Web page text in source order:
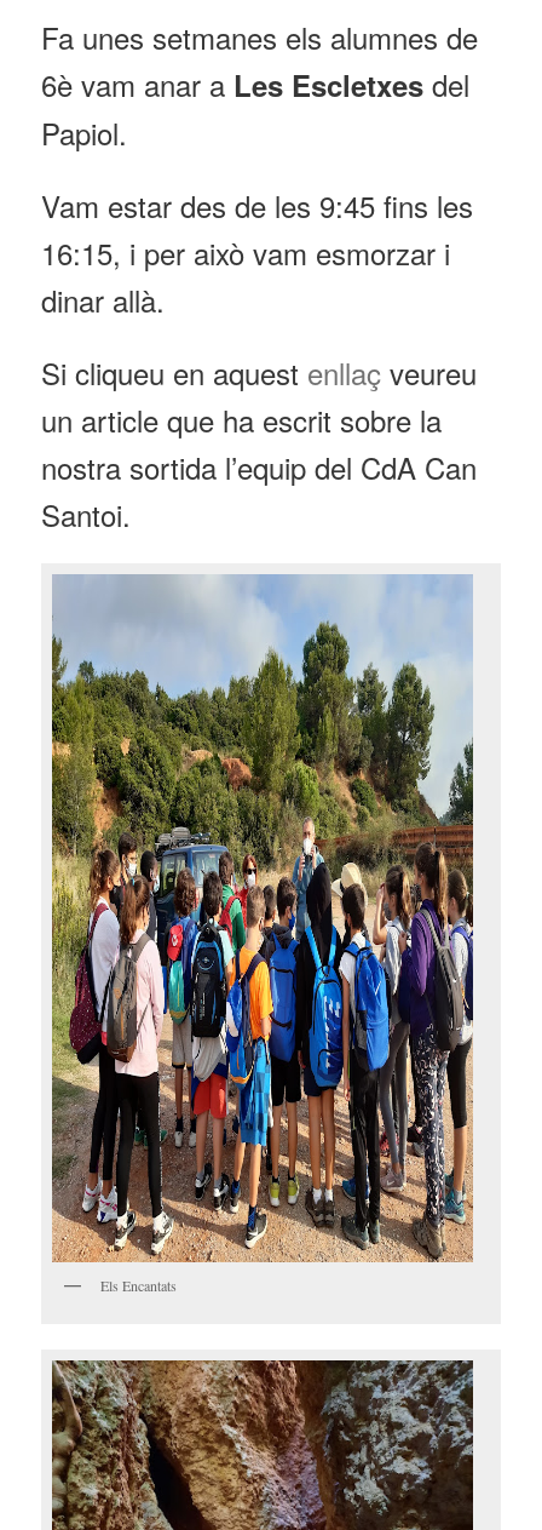
Fa unes setmanes els alumnes de
6è vam anar a Les Escletxes del
Papiol.
Vam estar des de les 9:45 fins les
16:15, i per això vam esmorzar i
dinar allà.
Si cliqueu en aquest enllaç veureu
un article que ha escrit sobre la
nostra sortida l’equip del CdA Can
Santoi.
Els Encantats